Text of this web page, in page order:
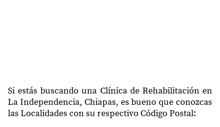
Si estás buscando una Clínica de Rehabilitación en
La Independencia, Chiapas, es bueno que conozcas
las Localidades con su respectivo Código Postal: